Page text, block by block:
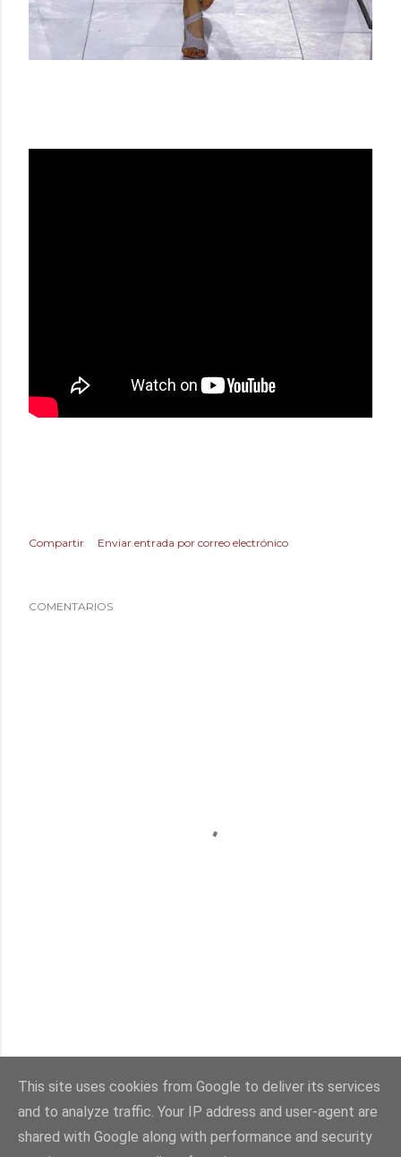
Compartir Enviar entrada por correo electrónico
COMENTARIOS
Con la tecnología de Blogger
This site uses cookies from Google to deliver its services
and to analyze traffic. Your IP address and user-agent are
shared with Google along with performance and security